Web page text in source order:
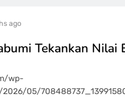
ago
Tekankan Nilai
wp-
05/